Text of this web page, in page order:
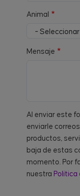
Animal
Mensaje
Al enviar este
enviarle
productos,
baja de estas
momento. Por
nuestra Política